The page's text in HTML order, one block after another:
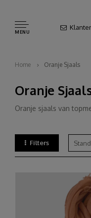
MENU
Home Oranje Sjaals
Oranje
Oranje sjaals van
Filters